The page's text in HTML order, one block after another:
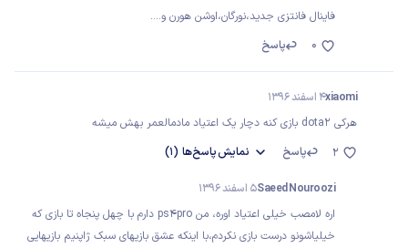
فاینال فانتزی جدید،نورگان،اوشن هورن و....
پاسخ
0
xiaomi4 اسفند 1396
هرکی dota2 بازی کنه دچار یک اعتیاد مادمالعمر بهش میشه
پاسخ
نمایشپاسخ‌ها (1) 2
Saeed Nouroozi5 اسفند 1396
اره لامصب خیلی اعتیاد اوره، من ps4pro دارم با چهل پنجاه تا بازی که
خیلیاشونو درست بازی نکردم،با اینکه عشق بازیهای سبک ژاپنیم بازیهایی